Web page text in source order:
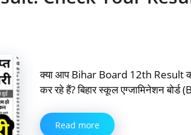
क्या आप Bihar Board 12th Result
कर रहे हैं? बिहार स्कूल एग्जामिनेशन बोर्ड
Read more